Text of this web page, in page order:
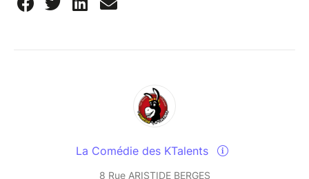
La Comédie des KTalents
8 Rue ARISTIDE BERGES